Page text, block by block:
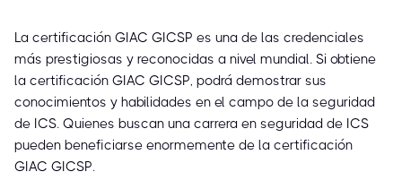
La certificación GIAC GICSP es una de las credenciales
más prestigiosas y reconocidas a nivel mundial. Si obtiene
la certificación GIAC GICSP, podrá demostrar sus
conocimientos y habilidades en el campo de la seguridad
de ICS. Quienes buscan una carrera en seguridad de ICS
pueden beneficiarse enormemente de la certificación
GIAC GICSP.